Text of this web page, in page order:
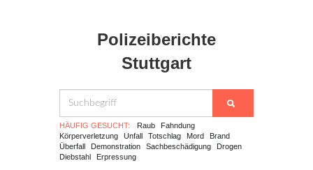
Polizeiberichte
Stuttgart
HÄUFIG GESUCHT: Raub
Fahndung
Körperverletzung
Unfall Totschlag Mord
Brand
Überfall
Demonstration Sachbeschädigung
Drogen
Diebstahl
Erpressung